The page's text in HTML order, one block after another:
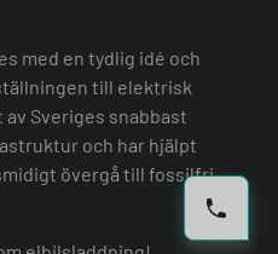
med en tydlig idé och
till elektrisk
Sveriges snabbast
och har hjälpt
övergå till fossilfri